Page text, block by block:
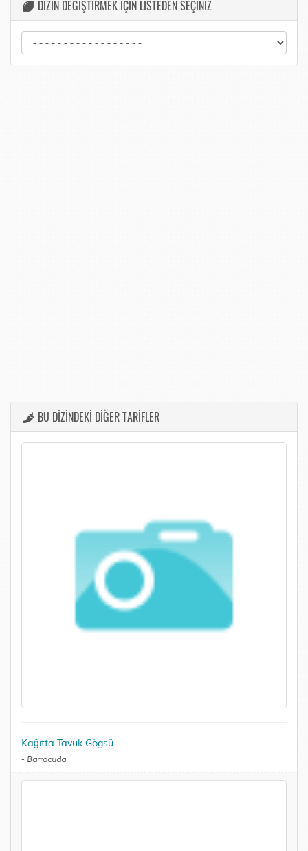
DİZİN DEĞİŞTİRMEK İÇİN LİSTEDEN SEÇİNİZ
BU DİZİNDEKİ DİĞER TARİFLER
Kağıtta Tavuk Gögsü
- Barracuda